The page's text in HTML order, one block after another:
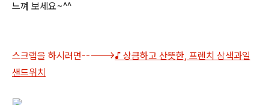
느껴 보세요~^^
스크랩을 하시려면----->♪ 상큼하고 산뜻한, 프렌치 삼색과일
샌드위치